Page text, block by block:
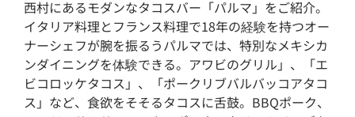
西村にあるモダンなタコスバー「パルマ」をご紹介。
イタリア料理とフランス料理で18年の経験を持つオー
ナーシェフが腕を振るうパルマでは、特別なメキシカ
ンダイニングを体験できる。アワビのグリル」、「エ
ビコロッケタコス」、「ポークリブバルバッコアタコ
ス」など、食欲をそそるタコスに舌鼓。BBQポーク、